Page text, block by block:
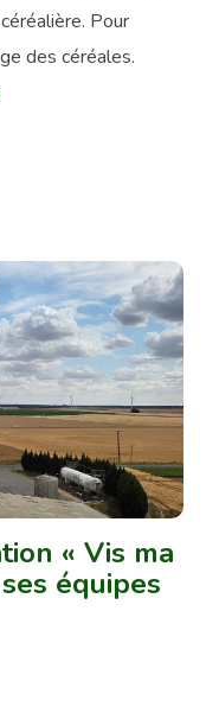
Pour
des céréales.
« Vis ma
équipes